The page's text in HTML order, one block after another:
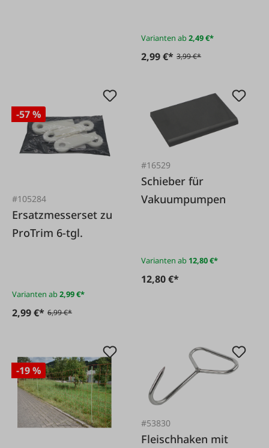
Varianten ab2,49 €*
2,99 €* 3,99 €*
-57 %
#105284
Ersatzmesserset zu
ProTrim 6-tgl.
Varianten ab2,99 €*
2,99 €* 6,99 €*
#16529
Schieber für
Vakuumpumpen
Varianten ab 12,80 €*
12,80 €*
-19 %
#53830
Fleischhaken mit